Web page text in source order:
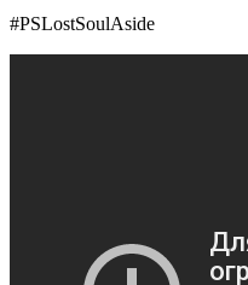
#PSLostSoulAside